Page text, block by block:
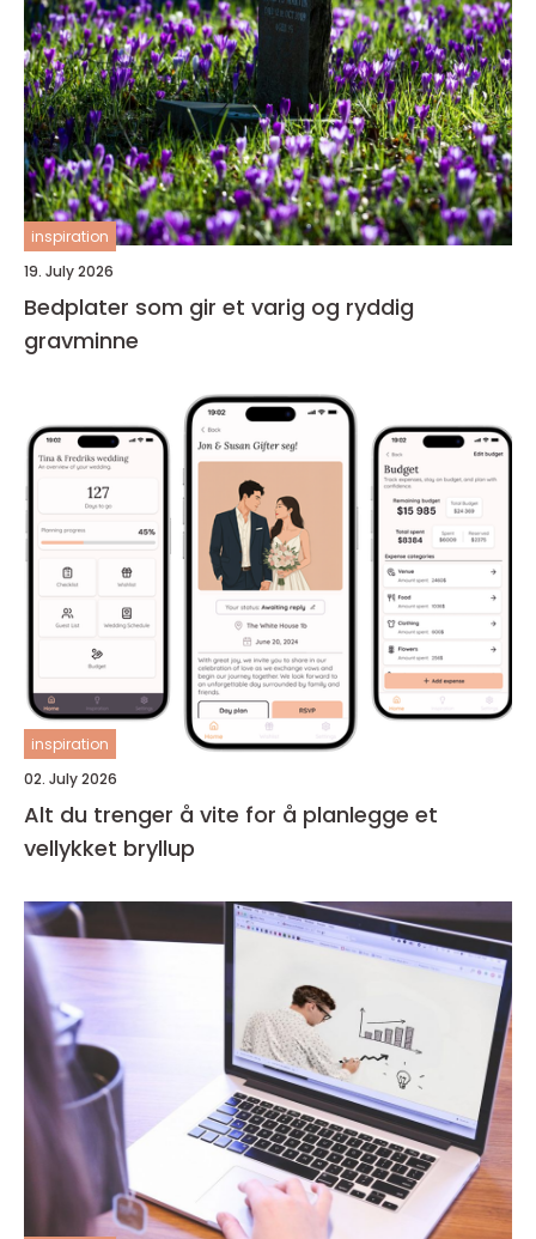
inspiration
19. July 2026
Bedplater som gir et varig og ryddig
gravminne
inspiration
02. July 2026
Alt du trenger å vite for å planlegge et
vellykket bryllup